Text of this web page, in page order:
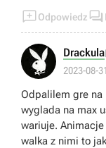
Odpowiedz 
Drackula
2023-08-
Odpalilem gre na
wyglada na max
wariuje.
walka z nimi to